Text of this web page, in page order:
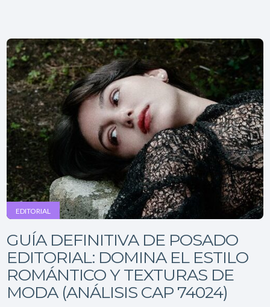
EDITORIAL
GUÍA DEFINITIVA DE POSADO
EDITORIAL: DOMINA EL ESTILO
ROMÁNTICO Y TEXTURAS DE
MODA (ANÁLISIS CAP 74024)